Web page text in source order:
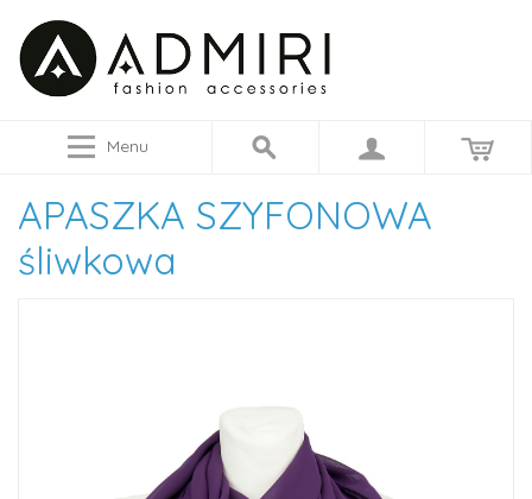
Menu
APASZKA SZYFONOWA
śliwkowa